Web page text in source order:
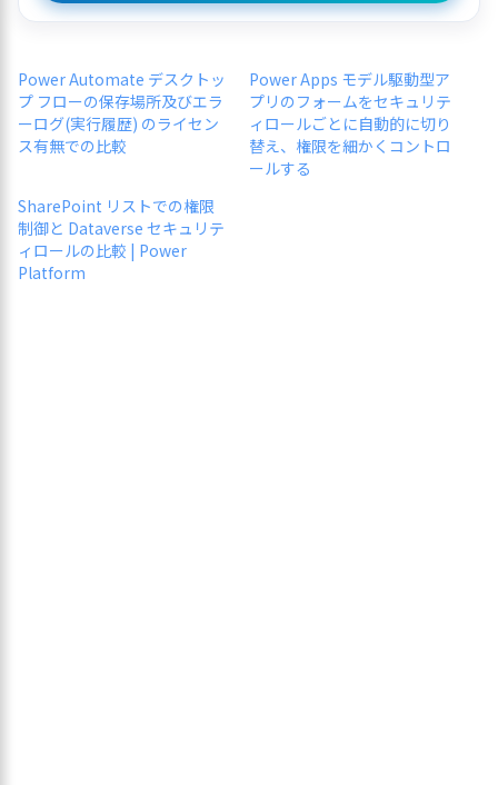
Power Automate デスクトッ
プ フローの保存場所及びエラ
ーログ(実行履歴) のライセン
ス有無での比較
Power Apps モデル駆動型ア
プリのフォームをセキュリテ
ィロールごとに自動的に切り
替え、権限を細かくコントロ
ールする
SharePoint リストでの権限
制御と Dataverse セキュリテ
ィロールの比較 | Power
Platform